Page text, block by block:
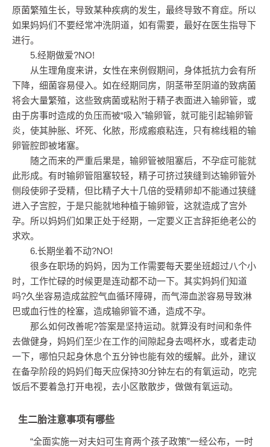
原菌繁殖生长，导致某种疾病的发生，最终导致不育症。所以
如果妈妈们不要经常冲洗阴道，如有需要，最好在医生指导下
进行。
5.经期做爱?NO!
从生理角度来讲，女性在来例假期间，身体抵抗力会有所
下降，细菌容易侵入。如在经期同房，阴茎带至阴道的致病菌
将会大量繁殖，这些致病菌或粘附于精子表面进入输卵管，或
由于房事时造成的负压而被“吸入”输卵管，就可能引起输卵管
炎，使其肿胀、坏死、化脓，形成瘢痕粘连，只有棉线粗的输
卵管腔即被堵塞。
随之而来的严重后果是，输卵管被阻塞后，不孕症可能就
此形成。有时输卵管阻塞较轻，精子可挤过狭缝到达输卵管外
侧段使卵子受精，但比精子大十几倍的受精卵却不能通过狭缝
进入子宫腔，于是只能就地种植于输卵管，这就造成了宫外
孕。所以妈妈们如果正处于经期，一定要义正言辞拒绝老公的
求欢。
6.长期坐着不动?NO!
很多在职场的妈妈，因为工作需要每天要坐班超过八个小
时，工作忙碌的时候更是连动都不动一下。其实妈妈们知道
吗?久坐容易造成盆腔气血循环障碍，而气滞血淤容易导致淋
巴或血行性的栓塞，造成输卵管不通，造成不孕。
那么如何改善呢?答案是坚持运动。就算没有时间和条件
去做健身，妈妈们至少在工作的间隙起身去喝杯水，或者走动
一下，哪怕只起身休息个五分钟也能有效的缓解。此外，建议
在备孕阶段的妈妈们每天应保持30分钟左右的有氧运动，吃完
饭后不要着急打开电视，去小区散散步，做做有氧运动。
生二胎注意事项有哪些
“全面实施一对夫妇可生育两个孩子政策”一经公布，一时